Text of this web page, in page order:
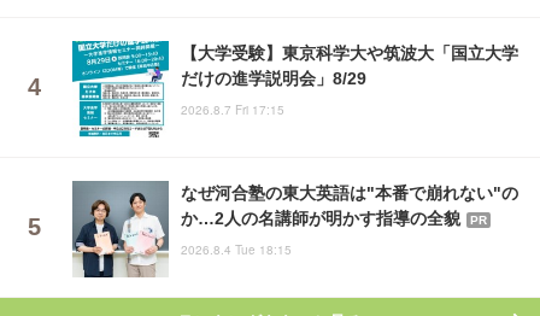
【大学受験】東京科学大や筑波大「国立大学
だけの進学説明会」8/29
2026.8.7 Fri 17:15
なぜ河合塾の東大英語は"本番で崩れない"の
か…2人の名講師が明かす指導の全貌
PR
2026.8.4 Tue 18:15